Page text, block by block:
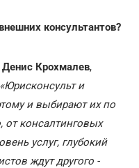
консультантов?
Денис Крохмалев,
«Юрисконсульт и
и выбирают их по
от консалтинговых
услуг, глубокий
ждут другого -